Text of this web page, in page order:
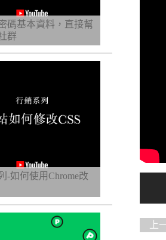
碼基本資料，直接幫
群
-如何使用Chrome改
上